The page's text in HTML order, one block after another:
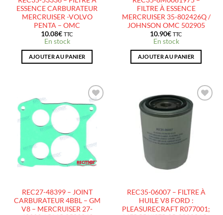
ESSENCE CARBURATEUR
MERCRUISER -VOLVO
PENTA – OMC
10.08€ TTC
En stock
AJOUTER AU PANIER
FILTRE À ESSENCE
MERCRUISER 35-802426Q /
JOHNSON OMC 502905
10.90€ TTC
En stock
AJOUTER AU PANIER
AJOUTER
À LA
LISTE
D’ENVIES
REC27-48399 – JOINT
CARBURATEUR 4BBL – GM
V8 – MERCRUISER 27-
AJOUTER
À LA
LISTE
D’ENVIES
REC35-06007 – FILTRE À
HUILE V8 FORD :
PLEASURECRAFT R077001;